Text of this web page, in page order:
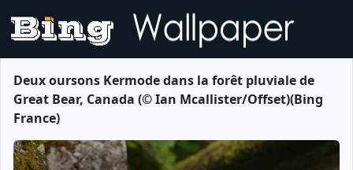
Deux oursons Kermode dans la forêt pluviale de
Great Bear, Canada (© Ian Mcallister/Offset)(Bing
France)